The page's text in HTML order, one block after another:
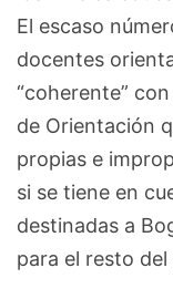
El escaso
docentes
“coherente”
de Orientación
propias e
si se tiene en
destinadas a
para el resto del